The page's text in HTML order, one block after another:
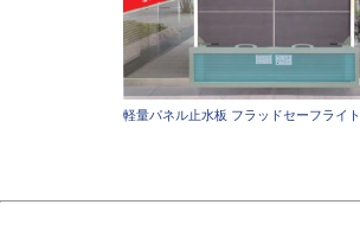
軽量パネル止水板 フラッドセーフライト